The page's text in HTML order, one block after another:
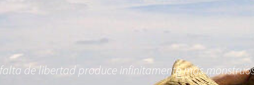
de libertad produce infinitamente más